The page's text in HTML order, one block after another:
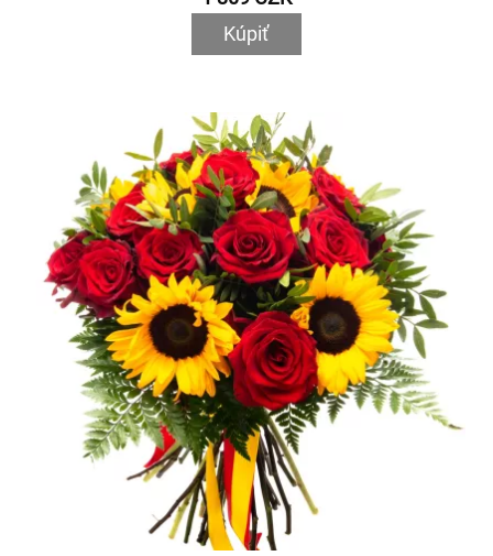
Kúpiť